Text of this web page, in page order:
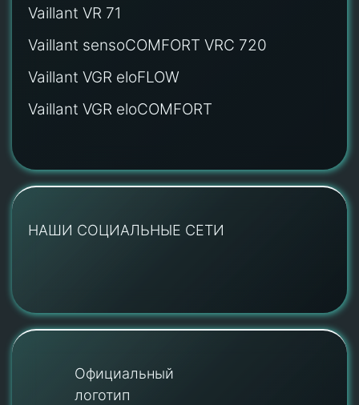
Vaillant VR 71
Vaillant sensoCOMFORT VRC 720
Vaillant VGR eloFLOW
Vaillant VGR eloCOMFORT
НАШИ СОЦИАЛЬНЫЕ СЕТИ
Официальный
логотип